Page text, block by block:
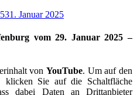
31. Januar 2025
vom 29. Januar 2025 –
von YouTube. Um auf den
klicken Sie auf die Schaltfläche
dabei Daten an Drittanbieter